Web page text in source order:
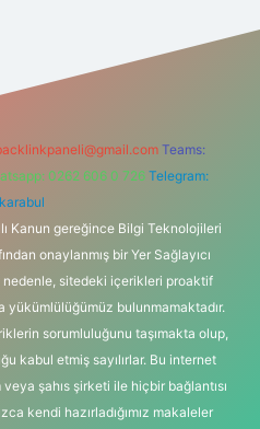
Teams:
0262 606 0 726 Telegram:
Kanun gereğince Bilgi Teknolojileri
onaylanmış bir Yer Sağlayıcı
sitedeki içerikleri proaktif
yükümlülüğümüz bulunmamaktadır.
sorumluluğunu taşımakta olup,
kabul etmiş sayılırlar. Bu internet
şahıs şirketi ile hiçbir bağlantısı
kendi hazırladığımız makaleler